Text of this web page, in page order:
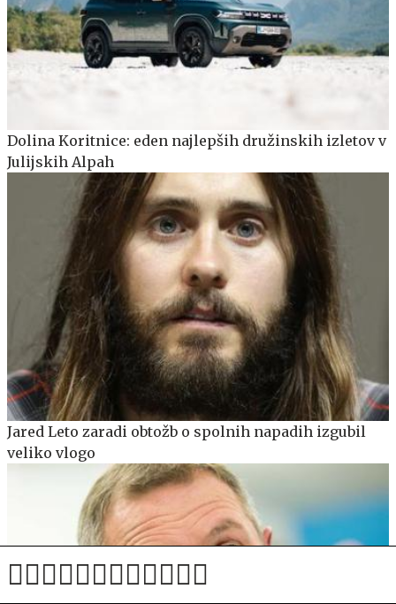
Dolina Koritnice: eden najlepših družinskih izletov v
Julijskih Alpah
Jared Leto zaradi obtožb o spolnih napadih izgubil
veliko vlogo